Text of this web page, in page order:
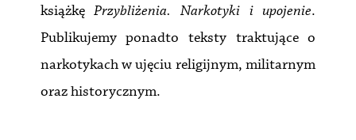
książkęPrzybliżenia. Narkotyki i upojenie.
Publikujemy ponadto teksty traktujące o
narkotykach w ujęciu religijnym, militarnym
oraz historycznym.